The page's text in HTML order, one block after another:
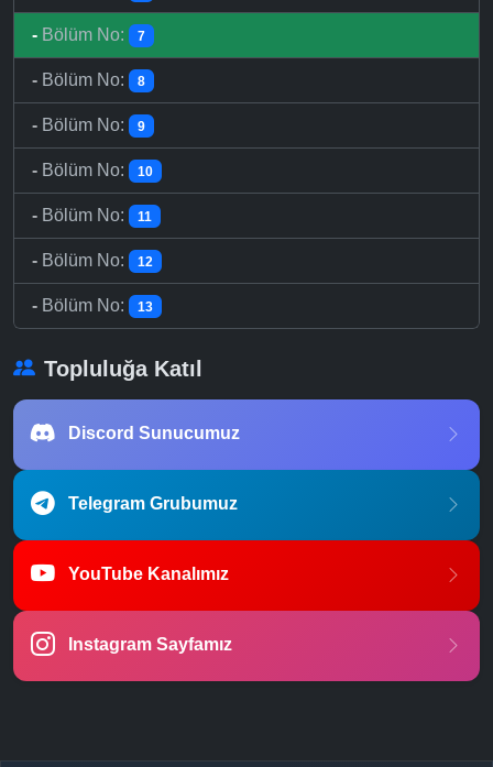
- Bölüm No: 7
- Bölüm No: 8
- Bölüm No: 9
- Bölüm No: 10
- Bölüm No: 11
- Bölüm No: 12
- Bölüm No: 13
Topluluğa Katıl
Discord Sunucumuz
Telegram Grubumuz
YouTube Kanalımız
Instagram Sayfamız